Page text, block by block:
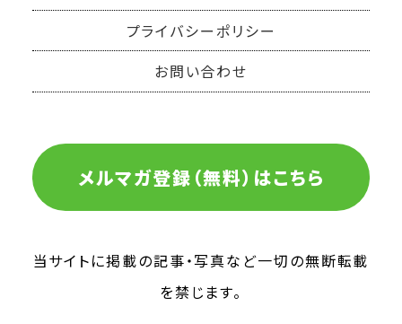
プライバシーポリシー
お問い合わせ
メルマガ登録（無料）はこちら
当サイトに掲載の記事・写真など一切の無断転載
を禁じます。